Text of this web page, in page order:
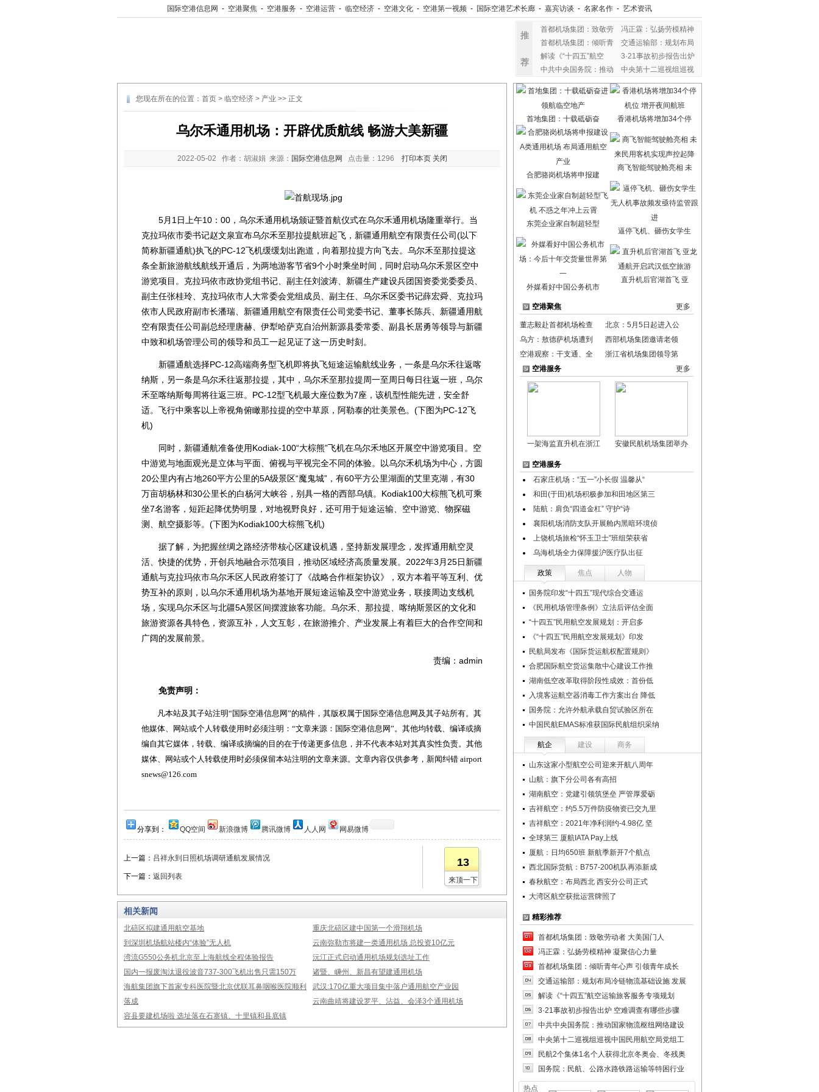
国际空港信息网 - 空港聚焦 - 空港服务 - 空港运营 - 临空经济 - 空港文化 - 空港第一视频 - 国际空港艺术长廊 - 嘉宾访谈 - 名家名作 - 艺术资讯
推
荐
首都机场集团：致敬劳
冯正霖：弘扬劳模精神
首都机场集团：倾听青
交通运输部：规划布局
解读《“十四五”航空
3·21事故初步报告出炉
中共中央国务院：推动
中央第十二巡视组巡视
您现在所在的位置： 首页 > 临空经济 > 产业 >> 正文
乌尔禾通用机场：开辟优质航线 畅游大美新疆
2022-05-02 作者：胡淑娟 来源： 国际空港信息网 点击量： 1296 打印本页 关闭
5月1日上午10：00，乌尔禾通用机场颁证暨首航仪式在乌尔禾通用机场隆重举行。当
克拉玛依市委书记赵文泉宣布乌尔禾至那拉提航班起飞，新疆通用航空有限责任公司(以下
简称新疆通航)执飞的PC-12飞机缓缓划出跑道，向着那拉提方向飞去。乌尔禾至那拉提这
条全新旅游航线航线开通后，为两地游客节省9个小时乘坐时间，同时启动乌尔禾景区空中
游览项目。克拉玛依市政协党组书记、副主任刘波涛、新疆生产建设兵团国资委党委委员、
副主任张桂玲、克拉玛依市人大常委会党组成员、副主任、乌尔禾区委书记薛宏舜、克拉玛
依市人民政府副市长潘瑞、新疆通用航空有限责任公司党委书记、董事长陈兵、新疆通用航
空有限责任公司副总经理唐赫、伊犁哈萨克自治州新源县委常委、副县长居勇等领导与新疆
中致和机场管理公司的领导和员工一起见证了这一历史时刻。
新疆通航选择PC-12高端商务型飞机即将执飞短途运输航线业务，一条是乌尔禾往返喀
纳斯，另一条是乌尔禾往返那拉提，其中，乌尔禾至那拉提周一至周日每日往返一班，乌尔
禾至喀纳斯每周将往返三班。PC-12型飞机最大座位数为7座，该机型性能先进，安全舒
适。飞行中乘客以上帝视角俯瞰那拉提的空中草原，阿勒泰的壮美景色。(下图为PC-12飞
机)
同时，新疆通航准备使用Kodiak-100“大棕熊”飞机在乌尔禾地区开展空中游览项目。空
中游览与地面观光是立体与平面、俯视与平视完全不同的体验。以乌尔禾机场为中心，方圆
20公里内有占地260平方公里的5A级景区“魔鬼城”，有60平方公里湖面的艾里克湖，有30
万亩胡杨林和30公里长的白杨河大峡谷，别具一格的西部乌镇。Kodiak100大棕熊飞机可乘
坐7名游客，短距起降优势明显，对地视野良好，还可用于短途运输、空中游览、物探磁
测、航空摄影等。(下图为Kodiak100大棕熊飞机)
据了解，为把握丝绸之路经济带核心区建设机遇，坚持新发展理念，发挥通用航空灵
活、快捷的优势，开创兵地融合示范项目，推动区域经济高质量发展。2022年3月25日新疆
通航与克拉玛依市乌尔禾区人民政府签订了《战略合作框架协议》，双方本着平等互利、优
势互补的原则，以乌尔禾通用机场为基地开展短途运输及空中游览业务，联接周边支线机
场，实现乌尔禾区与北疆5A景区间摆渡旅客功能。乌尔禾、那拉提、喀纳斯景区的文化和
旅游资源各具特色，资源互补，人文互彰，在旅游推介、产业发展上有着巨大的合作空间和
广阔的发展前景。
责编：admin
免责声明：
凡本站及其子站注明“国际空港信息网”的稿件，其版权属于国际空港信息网及其子站所有。其
他媒体、网站或个人转载使用时必须注明：“文章来源：国际空港信息网”。其他均转载、编译或摘
编自其它媒体，转载、编译或摘编的目的在于传递更多信息，并不代表本站对其真实性负责。其他
媒体、网站或个人转载使用时必须保留本站注明的文章来源。文章内容仅供参考，新闻纠错 airport
snews@126.com
分享到： QQ空间 新浪微博 腾讯微博 人人网 网易微博
上一篇： 吕祥永到日照机场调研通航发展情况
下一篇： 返回列表
13
来顶一下
相关新闻
北碚区拟建通用航空基地
重庆北碚区建中国第一个滑翔机场
到深圳机场航站楼内“体验”无人机
云南弥勒市将建一类通用机场 总投资10亿元
湾流G550公务机北京至上海航线全程体验报告
沅江正式启动通用机场规划选址工作
国内一报废淘汰退役波音737-300飞机出售只需150万
诸暨、嵊州、新昌有望建通用机场
海航集团旗下首家专科医院暨北京优联耳鼻咽喉医院顺利
落成
武汉:170亿重大项目集中落户通用航空产业园
云南曲靖将建设罗平、沾益、会泽3个通用机场
容县要建机场啦 选址落在石寨镇、十里镇和县底镇
首地集团：十载砥砺奋 香港机场将增加34个停
合肥骆岗机场将申报建
商飞智能驾驶舱亮相 未
东莞企业家自制超轻型
逼停飞机、砸伤女学生
外媒看好中国公务机市
直升机后官湖首飞 亚
空港聚焦 更多
董志毅赴首都机场检查
北京：5月5日起进入公
乌方：敖德萨机场遭到
西部机场集团邀请老领
空港观察：干支通、全
浙江省机场集团领导第
空港服务
更多
一架海监直升机在浙江 安徽民航机场集团举办
空港服务
石家庄机场：“五一”小长假 温馨从“
和田(于田)机场积极参加和田地区第三
陆航：肩负“四道金杠” 守护“诗
襄阳机场消防支队开展舱内黑暗环境侦
上饶机场旅检“怀玉卫士”班组荣获省
乌海机场全力保障援沪医疗队出征
政策 焦点 人物
国务院印发“十四五”现代综合交通运
《民用机场管理条例》立法后评估全面
“十四五”民用航空发展规划：开启多
《“十四五”民用航空发展规划》印发
民航局发布《国际货运航权配置规则》
合肥国际航空货运集散中心建设工作推
湖南低空改革取得阶段性成效：首份低
入境客运航空器消毒工作方案出台 降低
国务院：允许外航承载自贸试验区所在
中国民航EMAS标准获国际民航组织采纳
航企 建设 商务
山东这家小型航空公司迎来开航八周年
山航：旗下分公司各有高招
湖南航空：党建引领筑堡垒 严管厚爱砺
吉祥航空：约5.5万件防疫物资已交九里
吉祥航空：2021年净利润约-4.98亿 坚
全球第三 厦航IATA Pay上线
厦航：日均650班 新航季新开7个航点
西北国际货航：B757-200机队再添新成
春秋航空：布局西北 西安分公司正式
大湾区航空获批运营牌照了
精彩推荐
首都机场集团：致敬劳动者 大美国门人
冯正霖：弘扬劳模精神 凝聚信心力量
首都机场集团：倾听青年心声 引领青年成长
交通运输部：规划布局冷链物流基础设施 发展
解读《“十四五”航空运输旅客服务专项规划
3·21事故初步报告出炉 空难调查有哪些步骤
中共中央国务院：推动国家物流枢纽网络建设
中央第十二巡视组巡视中国民用航空局党组工
民航2个集体1名个人获得北京冬奥会、冬残奥
国务院：民航、公路水路铁路运输等特困行业
热点